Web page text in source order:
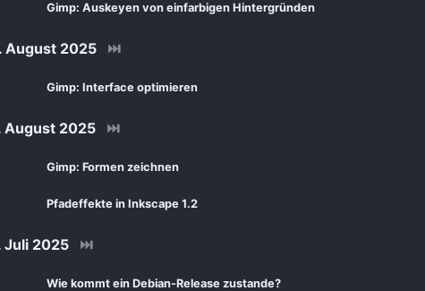
Gimp: Auskeyen von einfarbigen Hintergründen
August 2025 ⏭
Gimp: Interface optimieren
August 2025 ⏭
Gimp: Formen zeichnen
Pfadeffekte in Inkscape 1.2
Juli 2025 ⏭
Wie kommt ein Debian-Release zustande?